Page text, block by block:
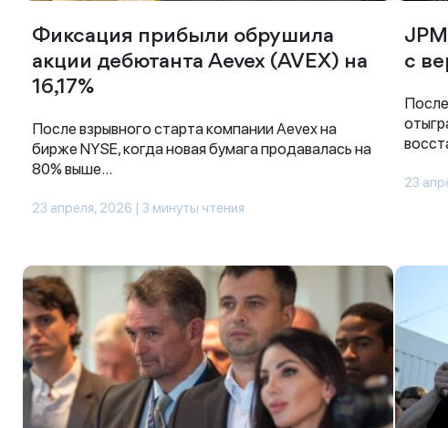
Фиксация прибыли обрушила
акции дебютанта Aevex (AVEX) на
16,17%
После взрывного старта компании Aevex на
бирже NYSE, когда новая бумага продавалась на
80% выше...
23 апреля, 2026 | 3 минуты чтения
с
23